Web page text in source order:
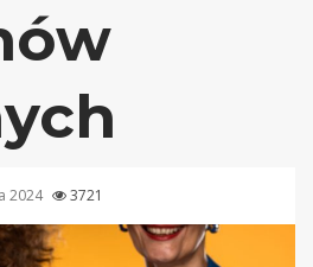
2024 3721